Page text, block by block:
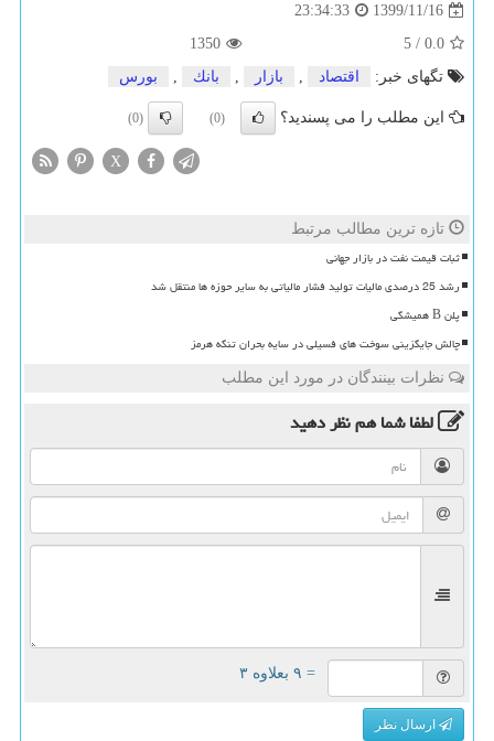
1399/11/16
23:34:33
0.0
/
5
1350
تگهای خبر:
اقتصاد , بازار , بانك , بورس
این مطلب را می پسندید؟ (0)
(0)
X
تازه ترین مطالب مرتبط
ثبات قیمت نفت در بازار جهانی
رشد 25 درصدی مالیات تولید فشار مالیاتی به سایر حوزه ها منتقل شد
پلن B همیشگی
چالش جایگزینی سوخت های فسیلی در سایه بحران تنگه هرمز
نظرات بینندگان در مورد این مطلب
لطفا شما همنظر دهید
= ۹ بعلاوه ۳
ارسال نظر